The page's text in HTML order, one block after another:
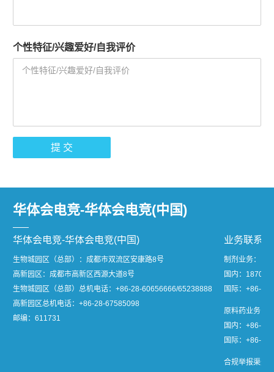
个性特征/兴趣爱好/自我评价
提 交
华体会电竞-华体会电竞(中国)
华体会电竞-华体会电竞(中国)
生物城园区（总部）：成都市双流区安康路8号
高新园区：成都市高新区西源大道8号
生物城园区（总部）总机电话： +86-28-60656666/65238888
高新园区总机电话： +86-28-67585098
邮编：611731
业务联系
制剂业务：
国内：
国际：+86-
原料药业务：
国内：+86-
国际：+86-
合规举报渠道